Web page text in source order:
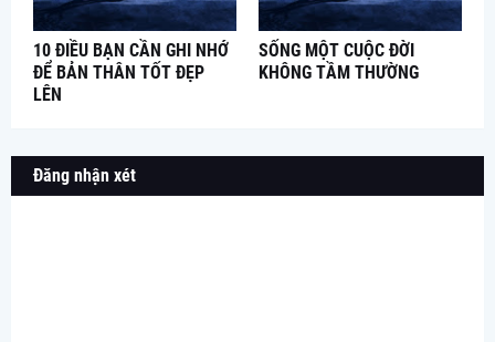
10 ĐIỀU BẠN CẦN GHI NHỚ
ĐỂ BẢN THÂN TỐT ĐẸP
LÊN
SỐNG MỘT CUỘC ĐỜI
KHÔNG TẦM THƯỜNG
Đăng nhận xét